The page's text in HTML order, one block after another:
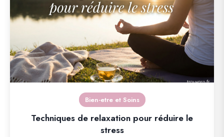
Bien-etre et Soins
Techniques de relaxation pour réduire le
stress